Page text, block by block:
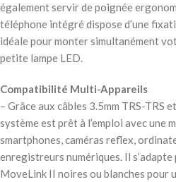
également servir de poignée
téléphone intégré dispose d’une
idéale pour monter simultanément
petite lampe LED.
Compatibilité Multi-Appareils
– Grâce aux câbles 3.5mm TRS-TRS
système est prêt à l’emploi avec une
smartphones, caméras reflex,
enregistreurs numériques. Il
MoveLink II noires ou blanches pour